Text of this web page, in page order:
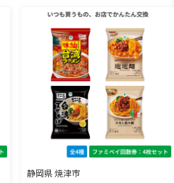
静岡県 焼津市